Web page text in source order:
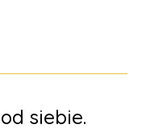
siebie.